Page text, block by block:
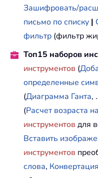
Зашифровать/
письмо по списку |
фильтр (фильтр
Топ15 наборов
инструментов (
определенные
(Диаграмма Ганта,
(Расчет возраста
инструментов для
Вставить
инструментов
слова,